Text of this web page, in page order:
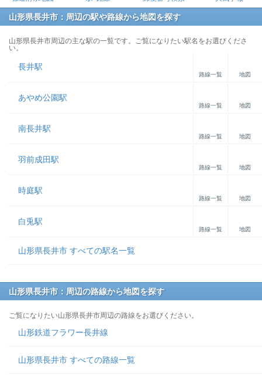
山形県長井市：周辺の駅や路線から地図を探す
山形県長井市周辺の主な駅の一覧です。ご覧になりたい駅名をお選びくださ
い。
長井駅
路線一覧 地図
あやめ公園駅
路線一覧 地図
南長井駅
路線一覧 地図
羽前成田駅
路線一覧 地図
時庭駅
路線一覧 地図
白兎駅
路線一覧 地図
山形県長井市 すべての駅名一覧
山形県長井市：周辺の路線から地図を探す
ご覧になりたい山形県長井市周辺の路線をお選びください。
山形鉄道フラワー長井線
山形県長井市 すべての路線一覧